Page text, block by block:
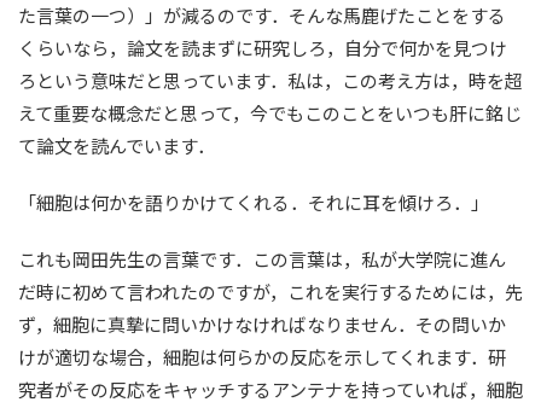
た言葉の一つ）」が減るのです．そんな馬鹿げたことをする
くらいなら，論文を読まずに研究しろ，自分で何かを見つけ
ろという意味だと思っています．私は，この考え方は，時を超
えて重要な概念だと思って，今でもこのことをいつも肝に銘じ
て論文を読んでいます．
「細胞は何かを語りかけてくれる．それに耳を傾けろ．」
これも岡田先生の言葉です．この言葉は，私が大学院に進ん
だ時に初めて言われたのですが，これを実行するためには，先
ず，細胞に真摯に問いかけなければなりません．その問いか
けが適切な場合，細胞は何らかの反応を示してくれます．研
究者がその反応をキャッチするアンテナを持っていれば，細胞